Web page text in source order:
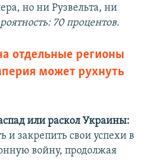
но ни Рузвельта, ни
70 процентов.
отдельные регионы
может рухнуть
или раскол Украины:
и закрепить свои успехи в
войну, продолжая